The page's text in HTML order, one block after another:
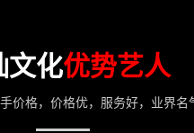
文化优势艺人
价格，价格优，服务好，业界名